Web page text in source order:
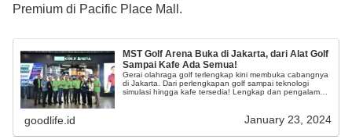
Premium di Pacific Place Mall.
MST Golf Arena Buka di Jakarta, dari Alat Golf
Sampai Kafe Ada Semua!
Gerai olahraga golf terlengkap kini membuka cabangnya
di Jakarta. Dari perlengkapan golf sampai teknologi
simulasi hingga kafe tersedia! Lengkap dan pengalaman
goodlife.id January 23, 2024